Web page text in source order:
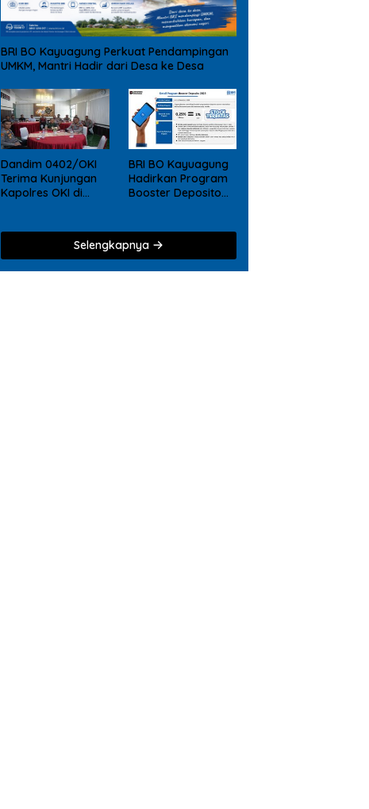
BRI BO Kayuagung Perkuat Pendampingan
UMKM, Mantri Hadir dari Desa ke Desa
Dandim 0402/OKI
Terima Kunjungan
Kapolres OKI di
BRI BO Kayuagung
Hadirkan Program
Booster Deposito
bagi Nasabah
Deposito Digital
Selengkapnya